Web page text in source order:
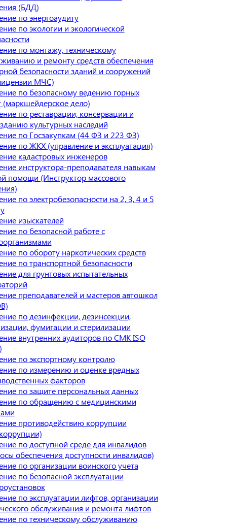
(БДД)
по энергоаудиту
по экологии и экологической
по монтажу, техническому
и ремонту средств обеспечения
безопасности зданий и сооружений
МЧС)
по безопасному ведению горных
(маркшейдерское дело)
по реставрации, консервации и
культурных наследий
по Госзакупкам (44 ФЗ и 223 ФЗ)
по ЖКХ (управление и эксплуатация)
кадастровых инженеров
инструктора-преподавателя навыкам
помощи (Инструктор массового
по электробезопасности на 2, 3, 4 и 5
изыскателей
по безопасной работе с
по обороту наркотических средств
по транспортной безопасности
для грунтовых испытательных
преподавателей и мастеров автошкол
по дезинфекции, дезинсекции,
фумигации и стерилизации
внутренних аудиторов по СМК ISO
по экспортному контролю
по измерению и оценке вредных
факторов
по защите персональных данных
по обращению с медицинскими
противодействию коррупции
по доступной среде для инвалидов
обеспечения доступности инвалидов)
по организации воинского учета
по безопасной эксплуатации
по эксплуатации лифтов, организации
обслуживания и ремонта лифтов
по техническому обслуживанию